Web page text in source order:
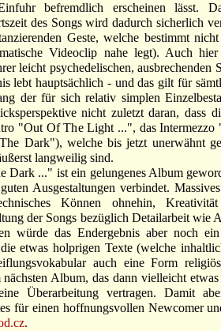
befremdlich erscheinen lässt.
des Songs wird dadurch sicherlich
Geste, welche bestimmt
Videoclip nahe legt). Auch
leicht psychedelischen, ausbrechenden
lebt hauptsächlich - und das gilt für
der für sich relativ simplen
nicht zuletzt daran, dass
"Out Of The Light ...", das Intermezzo
Dark"), welche bis jetzt unerwähnt
langweilig sind.
Dark ..." ist ein gelungenes Album
Ausgestaltungen verbindet.
Können ohnehin,
der Songs bezüglich Detailarbeit wie
würde das Endergebnis aber noch
etwas holprigen Texte (welche
auch eine Form
Album, das dann vielleicht
Überarbeitung vertragen. Damit
für einen hoffnungsvollen Newcomer
.